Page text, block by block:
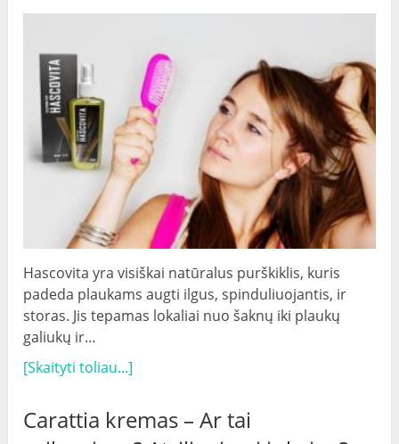
Hascovita yra visiškai natūralus purškiklis, kuris
padeda plaukams augti ilgus, spinduliuojantis, ir
storas. Jis tepamas lokaliai nuo šaknų iki plaukų
galiukų ir…
[Skaityti toliau...]
Carattia kremas – Ar tai